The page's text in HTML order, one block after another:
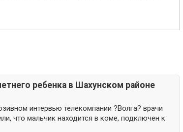
ребенка в Шахунском районе
интервью телекомпании ?Волга? врачи
что мальчик находится в коме, подключен к